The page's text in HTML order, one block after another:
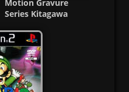
Motion Gravure
Series Kitagawa
Ntsc-J MF